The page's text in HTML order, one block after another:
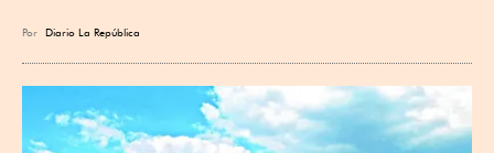
Por Diario La República